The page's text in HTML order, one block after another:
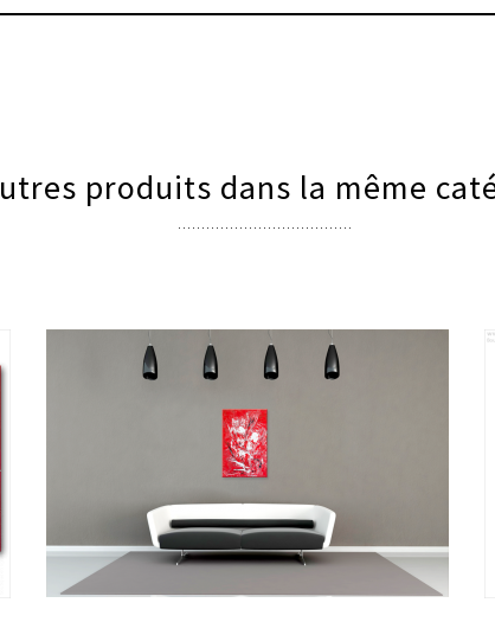
produits dans la même